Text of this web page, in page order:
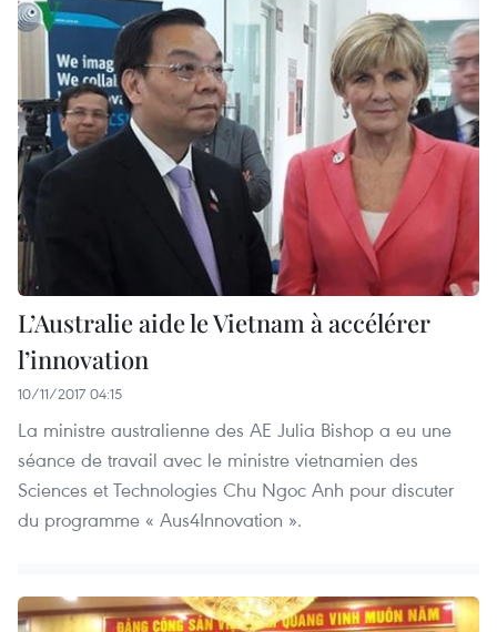
L’Australie aide le Vietnam à accélérer
l’innovation
10/11/2017 04:15
La ministre australienne des AE Julia Bishop a eu une
séance de travail avec le ministre vietnamien des
Sciences et Technologies Chu Ngoc Anh pour discuter
du programme « Aus4Innovation ».